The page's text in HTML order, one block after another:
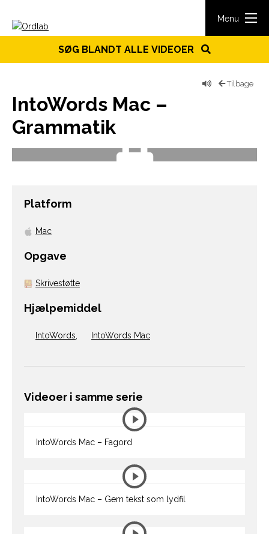
Menu
SØG BLANDT ALLE VIDEOER
Tilbage
IntoWords Mac –
Grammatik
Platform
Mac
Opgave
Skrivestøtte
Hjælpemiddel
IntoWords IntoWords Mac
Videoer i samme serie
IntoWords Mac – Fagord
IntoWords Mac – Gem tekst som lydfil